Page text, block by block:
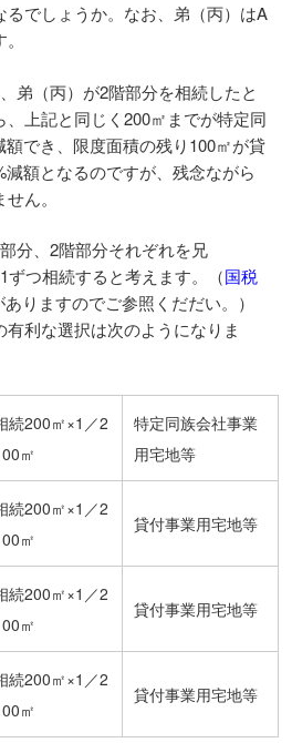
でしょうか。なお、弟（丙）はA
弟（丙）が2階部分を相続したと
上記と同じく200㎡までが特定同
でき、限度面積の残り100㎡が貸
額となるのですが、残念ながら
ん。
分、2階部分それぞれを兄
ずつ相続すると考えます。（国税
りますのでご参照くだだい。）
利な選択は次のようになりま
続200㎡×1／2
㎡
特定同族会社事業
用宅地等
続200㎡×1／2
㎡
貸付事業用宅地等
続200㎡×1／2
㎡
貸付事業用宅地等
続200㎡×1／2
㎡
貸付事業用宅地等